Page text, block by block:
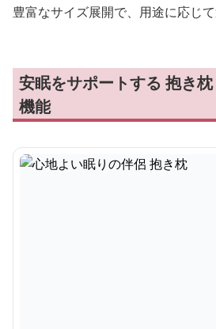
豊富なサイズ展開で、用途に応じて
安眠をサポートする 抱き
機能